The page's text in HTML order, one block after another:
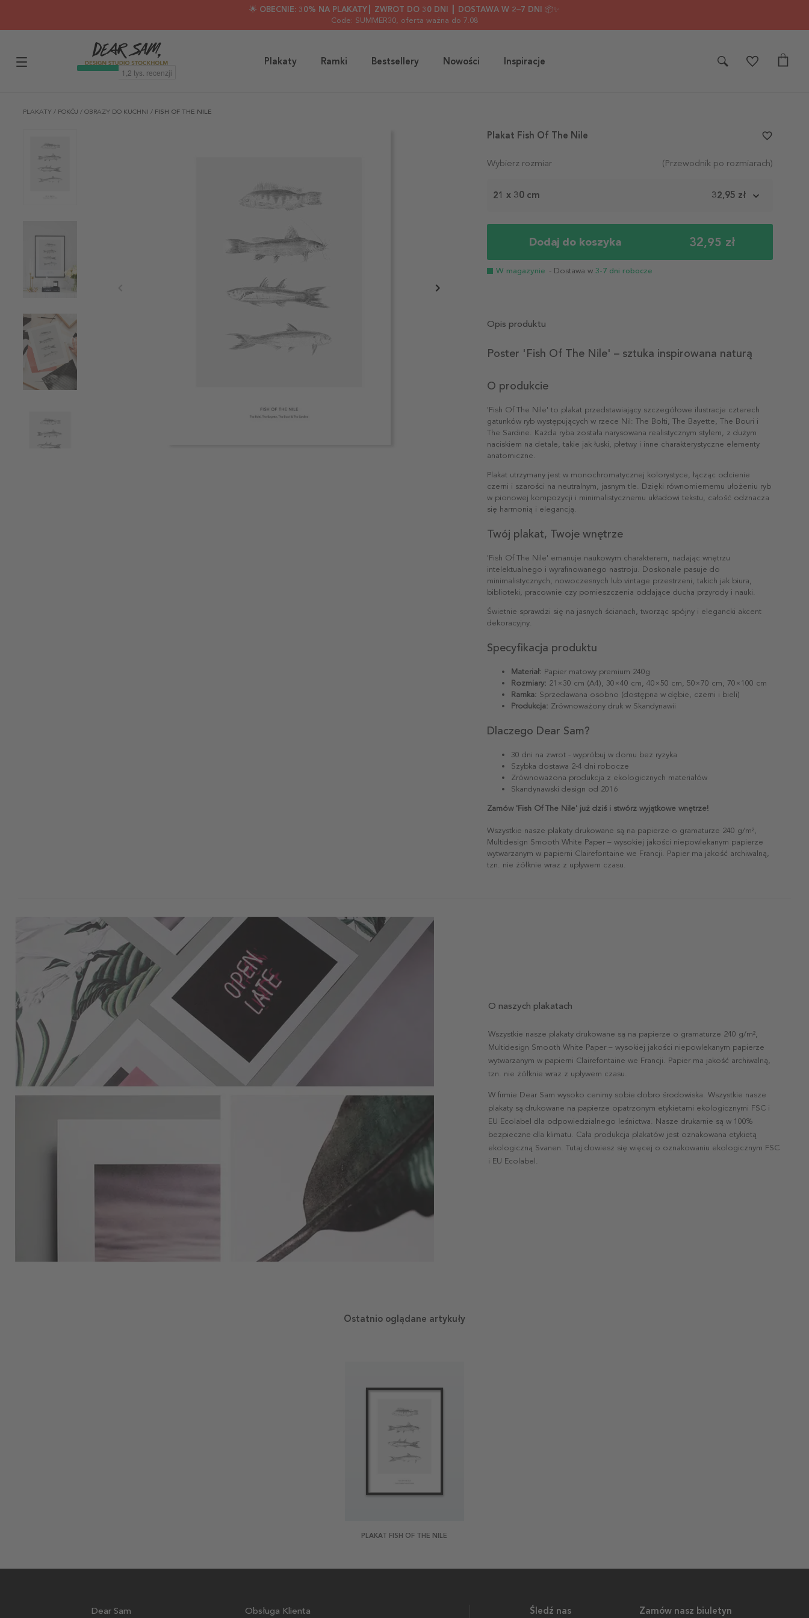
🌟 OBECNIE: 30% NA PLAKATY┃ ZWROT DO 30 DNI ┃ DOSTAWA W 2–7 DNI 📦✨
Code: SUMMER30, oferta ważna do 7.08
Plakaty Ramki Bestsellery Nowości Inspiracje
PLAKATY / POKÓJ / OBRAZY DO KUCHNI / FISH OF THE NILE
Wybierz rozmiar (Przewodnik po rozmiarach)
21 x 30 cm 32,95 zł
Dodaj do koszyka 32,95 zł
W magazynie - Dostawa w 3-7 dni robocze
Plakat Fish Of The Nile favorite_border
Opis produktu
Poster 'Fish Of The Nile' – sztuka inspirowana naturą
O produkcie
'Fish Of The Nile' to plakat przedstawiający szczegółowe ilustracje czterech
gatunków ryb występujących w rzece Nil: The Bolti, The Bayette, The Bouri i
The Sardine. Każda ryba została narysowana realistycznym stylem, z dużym
naciskiem na detale, takie jak łuski, płetwy i inne charakterystyczne elementy
anatomiczne.
Plakat utrzymany jest w monochromatycznej kolorystyce, łącząc odcienie
czerni i szarości na neutralnym, jasnym tle. Dzięki równomiernemu ułożeniu ryb
w pionowej kompozycji i minimalistycznemu układowi tekstu, całość odznacza
się harmonią i elegancją.
Twój plakat, Twoje wnętrze
'Fish Of The Nile' emanuje naukowym charakterem, nadając wnętrzu
intelektualnego i wyrafinowanego nastroju. Doskonale pasuje do
minimalistycznych, nowoczesnych lub vintage przestrzeni, takich jak biura,
biblioteki, pracownie czy pomieszczenia oddające ducha przyrody i nauki.
Świetnie sprawdzi się na jasnych ścianach, tworząc spójny i elegancki akcent
dekoracyjny.
Specyfikacja produktu
Materiał: Papier matowy premium 240g
Rozmiary: 21×30 cm (A4), 30×40 cm, 40×50 cm, 50×70 cm, 70×100 cm
Ramka: Sprzedawana osobno (dostępna w dębie, czerni i bieli)
Produkcja: Zrównoważony druk w Skandynawii
Dlaczego Dear Sam?
30 dni na zwrot - wypróbuj w domu bez ryzyka
Szybka dostawa 2-4 dni robocze
Zrównoważona produkcja z ekologicznych materiałów
Skandynawski design od 2016
Zamów 'Fish Of The Nile' już dziś i stwórz wyjątkowe wnętrze!
Wszystkie nasze plakaty drukowane są na papierze o gramaturze 240 g/m²,
Multidesign Smooth White Paper – wysokiej jakości niepowlekanym papierze
wytwarzanym w papierni Clairefontaine we Francji. Papier ma jakość archiwalną,
tzn. nie żółknie wraz z upływem czasu.
O naszych plakatach
Wszystkie nasze plakaty drukowane są na papierze o gramaturze 240 g/m²,
Multidesign Smooth White Paper – wysokiej jakości niepowlekanym papierze
wytwarzanym w papierni Clairefontaine we Francji. Papier ma jakość archiwalną,
tzn. nie żółknie wraz z upływem czasu.
W firmie Dear Sam wysoko cenimy sobie dobro środowiska. Wszystkie nasze
plakaty są drukowane na papierze opatrzonym etykietami ekologicznymi FSC i
EU Ecolabel dla odpowiedzialnego leśnictwa. Nasze drukarnie są w 100%
bezpieczne dla klimatu. Cała produkcja plakatów jest oznakowana etykietą
ekologiczną Svanen. Tutaj dowiesz się więcej o oznakowaniu ekologicznym FSC
i EU Ecolabel.
Ostatnio oglądane artykuły
PLAKAT FISH OF THE NILE
Zamów nasz biuletyn
Śledź nas
Dear Sam Obsługa Klienta